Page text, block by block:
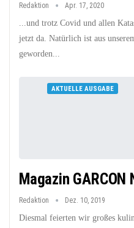
Redaktion Apr. 17, 2020
...und trotz Covid und allen
jetzt da. Natürlich ist aus
geworden...
AKTUELLE AUSGABE
Magazin GARCON
Redaktion Dez. 10, 2019
Diesmal feierten wir großes